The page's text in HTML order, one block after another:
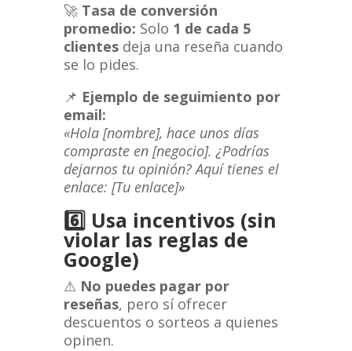
🚀 Tasa de conversión
promedio: Solo 1 de cada 5
clientesdeja una reseña cuando
se lo pides.
📌 Ejemplo de seguimiento por
email:
«Hola [nombre], hace unos días
compraste en [negocio]. ¿Podrías
dejarnos tu opinión? Aquí tienes el
enlace: [Tu enlace]»
6️⃣ Usa incentivos (sin
violar las reglas de
Google)
⚠ No puedes pagar por
reseñas, pero sí ofrecer
descuentos o sorteos a quienes
opinen.